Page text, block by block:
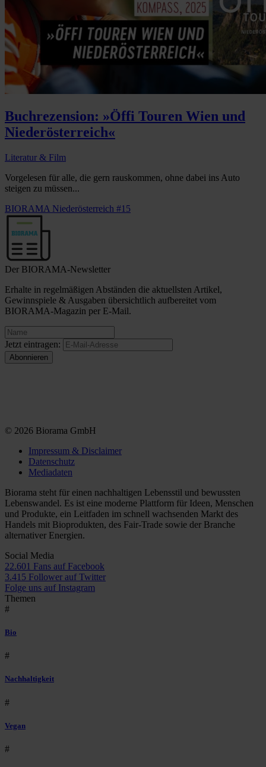
Buchrezension: »Öffi Touren Wien und
Niederösterreich«
Literatur & Film
Vorgelesen für alle, die gern rauskommen, ohne dabei ins Auto
steigen zu müssen...
BIORAMA Niederösterreich #15
Der BIORAMA-Newsletter
Erhalte in regelmäßigen Abständen die aktuellsten Artikel,
Gewinnspiele & Ausgaben übersichtlich aufbereitet vom
BIORAMA-Magazin per E-Mail.
Jetzt eintragen:
© 2026 Biorama GmbH
Impressum & Disclaimer
Datenschutz
Mediadaten
Biorama steht für einen nachhaltigen Lebensstil und bewussten
Lebenswandel. Es ist eine moderne Plattform für Ideen, Menschen
und Produkte, ein Leitfaden im schnell wachsenden Markt des
Handels mit Bioprodukten, des Fair-Trade sowie der Branche
alternativer Energien.
Social Media
22.601 Fans auf Facebook
3.415 Follower auf Twitter
Folge uns auf Instagram
Themen
#
Bio
#
Nachhaltigkeit
#
Vegan
#